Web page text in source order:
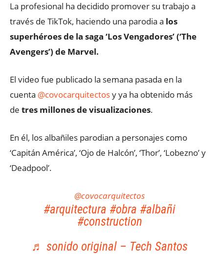
La profesional ha decidido promover su trabajo a
través de TikTok, haciendo una parodia a los
superhéroes de la saga ‘Los Vengadores’ (‘The
Avengers’) de Marvel.
El video fue publicado la semana pasada en la
cuenta @covocarquitectosy ya ha obtenido más
de tres millones de visualizaciones.
En él, los albañiles parodian a personajes como
‘Capitán América’, ‘Ojo de Halcón’, ‘Thor’, ‘Lobezno’ y
‘Deadpool’.
@covocarquitectos
#arquitectura #obra #albañi
#construction
♬ sonido original – Tech Santos